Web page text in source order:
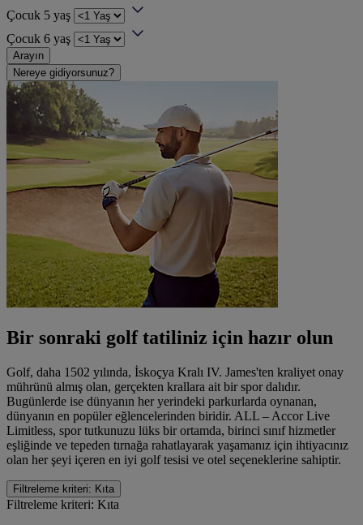
Çocuk 5 yaş
Çocuk 6 yaş
Arayın
Nereye gidiyorsunuz?
Bir sonraki golf tatiliniz için hazır olun
Golf, daha 1502 yılında, İskoçya Kralı IV. James'ten kraliyet onay
mührünü almış olan, gerçekten krallara ait bir spor dalıdır.
Bugünlerde ise dünyanın her yerindeki parkurlarda oynanan,
dünyanın en popüler eğlencelerinden biridir. ALL – Accor Live
Limitless, spor tutkunuzu lüks bir ortamda, birinci sınıf hizmetler
eşliğinde ve tepeden tırnağa rahatlayarak yaşamanız için ihtiyacınız
olan her şeyi içeren en iyi golf tesisi ve otel seçeneklerine sahiptir.
Filtreleme kriteri: Kıta
Filtreleme kriteri: Kıta